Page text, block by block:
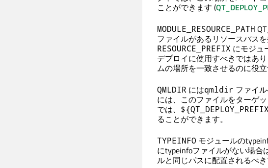
ことができます (
MODULE_RESOURCE_PATH
ファイルがあるリソースパス
RESOURCE_PREFIX にモジュ
デプロイに使用すべきではあ
ムの場所を一致させるのに役立
QMLDIR にはqmldir ファイ
には、このファイルをターゲ
では、
ることができます。
TYPEINFO モジュールの
にtypeinfoファイルがない場合
ルと同じパスに配置されるべき